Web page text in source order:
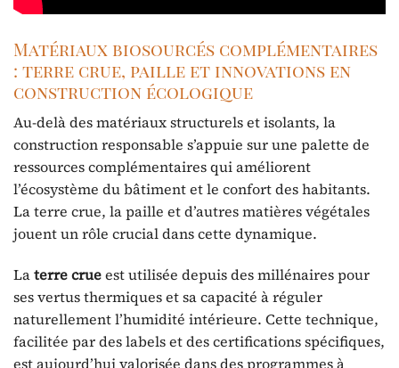
Matériaux biosourcés complémentaires
: terre crue, paille et innovations en
construction écologique
Au-delà des matériaux structurels et isolants, la
construction responsable s’appuie sur une palette de
ressources complémentaires qui améliorent
l’écosystème du bâtiment et le confort des habitants.
La terre crue, la paille et d’autres matières végétales
jouent un rôle crucial dans cette dynamique.
Laterre crueest utilisée depuis des millénaires pour
ses vertus thermiques et sa capacité à réguler
naturellement l’humidité intérieure. Cette technique,
facilitée par des labels et des certifications spécifiques,
est aujourd’hui valorisée dans des programmes à